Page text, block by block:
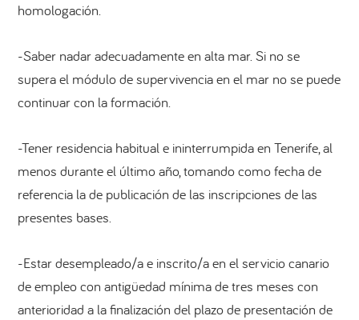
homologación.
-Saber nadar adecuadamente en alta mar. Si no se
supera el módulo de supervivencia en el mar no se puede
continuar con la formación.
-Tener residencia habitual e ininterrumpida en Tenerife, al
menos durante el último año, tomando como fecha de
referencia la de publicación de las inscripciones de las
presentes bases.
-Estar desempleado/a e inscrito/a en el servicio canario
de empleo con antigüedad mínima de tres meses con
anterioridad a la finalización del plazo de presentación de